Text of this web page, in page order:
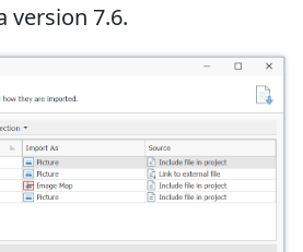
version 7.6.